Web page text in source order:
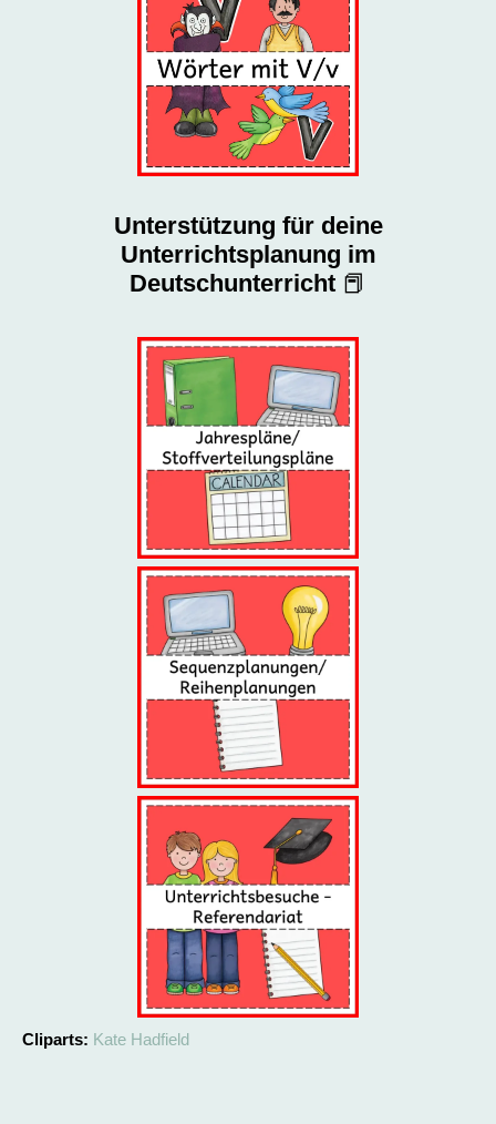
Unterstützung für deine
Unterrichtsplanung im
Deutschunterricht 📕
Cliparts: Kate Hadfield